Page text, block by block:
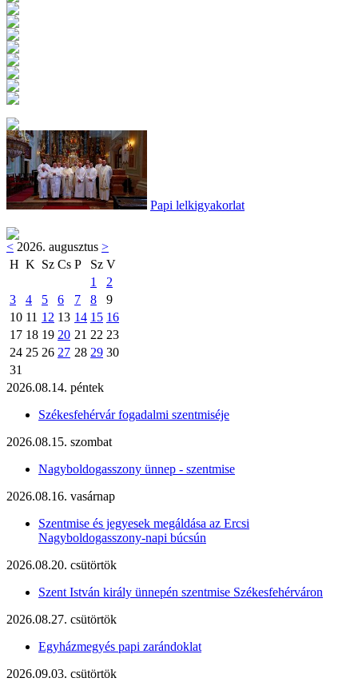
Papi lelkigyakorlat
< 2026. augusztus >
H K Sz Cs P Sz V
1
2
3
4 5 6 7 8
9
10 11 12 13 14 15 16
17 18 19 20 21 22 23
24 25 26 27 28 29 30
31
2026.08.14. péntek
Székesfehérvár fogadalmi szentmiséje
2026.08.15. szombat
Nagyboldogasszony ünnep - szentmise
2026.08.16. vasárnap
Szentmise és jegyesek megáldása az Ercsi
Nagyboldogasszony-napi búcsún
2026.08.20. csütörtök
Szent István király ünnepén szentmise Székesfehérváron
2026.08.27. csütörtök
Egyházmegyés papi zarándoklat
2026.09.03. csütörtök